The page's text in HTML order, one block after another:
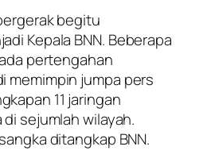
begitu
Kepala BNN. Beberapa
pertengahan
memimpin jumpa pers
11 jaringan
sejumlah wilayah.
ditangkap BNN.